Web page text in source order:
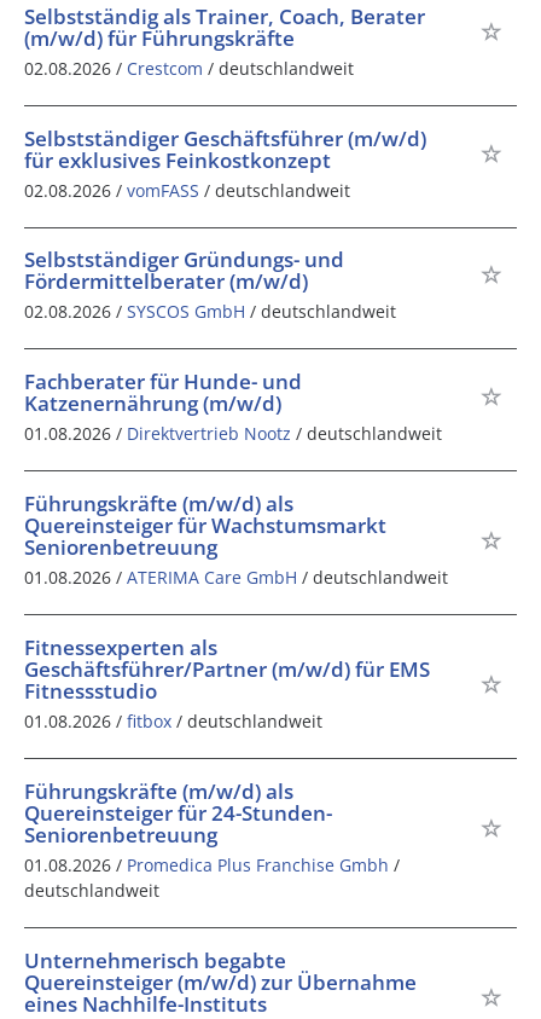
Selbstständig als Trainer, Coach, Berater
(m/w/d) für Führungskräfte
02.08.2026 / Crestcom / deutschlandweit
Selbstständiger Geschäftsführer (m/w/d)
für exklusives Feinkostkonzept
02.08.2026 / vomFASS / deutschlandweit
Selbstständiger Gründungs- und
Fördermittelberater (m/w/d)
02.08.2026 / SYSCOS GmbH / deutschlandweit
Fachberater für Hunde- und
Katzenernährung (m/w/d)
01.08.2026 / Direktvertrieb Nootz / deutschlandweit
Führungskräfte (m/w/d) als
Quereinsteiger für Wachstumsmarkt
Seniorenbetreuung
01.08.2026 / ATERIMA Care GmbH / deutschlandweit
Fitnessexperten als
Geschäftsführer/Partner (m/w/d) für EMS
Fitnessstudio
01.08.2026 / fitbox / deutschlandweit
Führungskräfte (m/w/d) als
Quereinsteiger für 24-Stunden-
Seniorenbetreuung
01.08.2026 / Promedica Plus Franchise Gmbh /
deutschlandweit
Unternehmerisch begabte
Quereinsteiger (m/w/d) zur Übernahme
eines Nachhilfe-Instituts